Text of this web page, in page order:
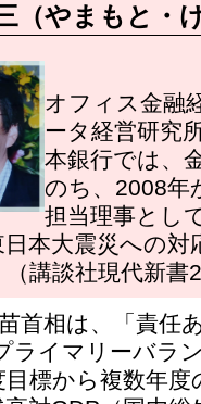
（やまもと・
オフィス金融
ータ経営研究
本銀行では、
のち、2008年
担当理事とし
日本大震災への
講談社現代新書
首相は、「責任
ライマリーバラ
目標から複数年